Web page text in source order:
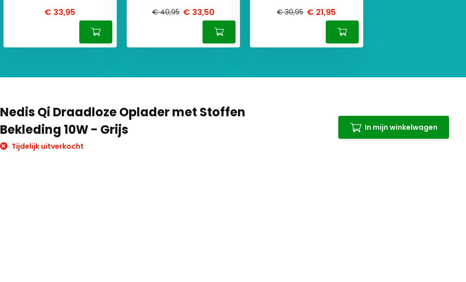
€ 33,95
€ 40,95 € 33,50
€ 30,95 € 21,95
Nedis Qi Draadloze Oplader met Stoffen
Bekleding 10W - Grijs
Tijdelijk uitverkocht
In mijn winkelwagen